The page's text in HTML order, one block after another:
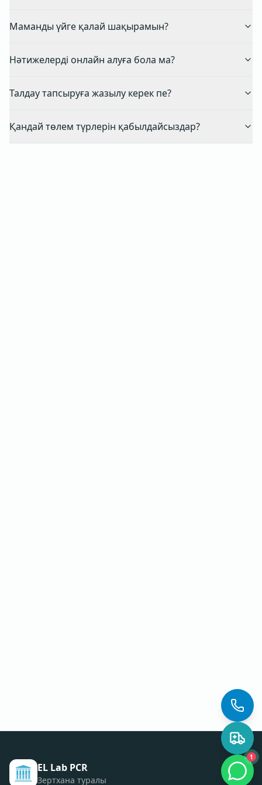
Маманды үйге қалай шақырамын?
Нәтижелерді онлайн алуға бола ма?
Талдау тапсыруға жазылу керек пе?
Қандай төлем түрлерін қабылдайсыздар?
EL Lab PCR
Зертхана туралы
1